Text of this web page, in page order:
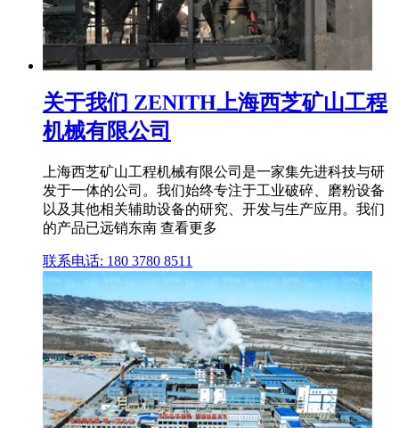
关于我们 ZENITH上海西芝矿山工程
机械有限公司
上海西芝矿山工程机械有限公司是一家集先进科技与研
发于一体的公司。我们始终专注于工业破碎、磨粉设备
以及其他相关辅助设备的研究、开发与生产应用。我们
的产品已远销东南 查看更多
联系电话: 180 3780 8511